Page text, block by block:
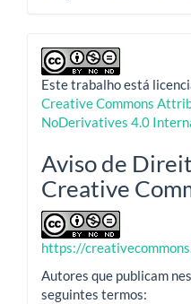
Este trabalho está
Creative Commons
NoDerivatives 4.0
Aviso de
Creative
https://
Autores que publicam
seguintes termos: